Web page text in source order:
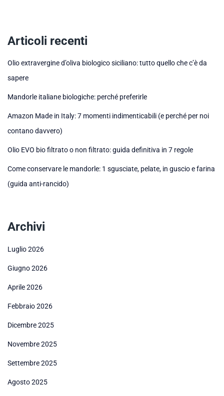
Articoli recenti
Olio extravergine d’oliva biologico siciliano: tutto quello che c’è da
sapere
Mandorle italiane biologiche: perché preferirle
Amazon Made in Italy: 7 momenti indimenticabili (e perché per noi
contano davvero)
Olio EVO bio filtrato o non filtrato: guida definitiva in 7 regole
Come conservare le mandorle: 1 sgusciate, pelate, in guscio e farina
(guida anti-rancido)
Archivi
Luglio 2026
Giugno 2026
Aprile 2026
Febbraio 2026
Dicembre 2025
Novembre 2025
Settembre 2025
Agosto 2025